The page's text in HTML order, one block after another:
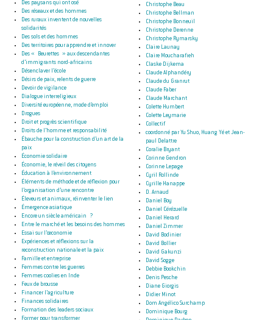
Des paysans qui ont osé
Des réseaux et des hommes
Des ruraux inventent de nouvelles
solidarités
Des sols et des hommes
Des territoires pour apprendre et innover
Des « Beurettes » aux descendantes
d’immigrants nord-africains
Désenclaver l’école
Désirs de paix, relents de guerre
Devoir de vigilance
Dialogue interreligieux
Diversité européenne, mode d’emploi
Drogues
Droit et progrès scientifique
Droits de l’homme et responsabilité
Ébauche pour la construction d’un art de la
paix
Économie solidaire
Économie, le réveil des citoyens
Éducation à l’environnement
Éléments de méthode et de réflexion pour
l’organisation d’une rencontre
Éleveurs et animaux, réinventer le lien
Émergence asiatique
Encore un siècle américain ?
Entre le marché et les besoins des hommes
Essai sur l’œconomie
Expériences et réflexions sur la
reconstruction nationale et la paix
Famille et entreprise
Femmes contre les guerres
Femmes coolies en Inde
Feux de brousse
Financer l’agriculture
Finances solidaires
Formation des leaders sociaux
Former pour transformer
Christophe Beau
Christophe Bellman
Christophe Bonneuil
Christophe Derenne
Christophe Rymarsky
Claire Launay
Claire Moucharafieh
Claske Dijkema
Claude Alphandéry
Claude du Granrut
Claude Faber
Claude Marchant
Colette Humbert
Colette Leymarie
Collectif
coordonné par Yu Shuo, Huang Yé et Jean-
paul Delattre
Coralie Bryant
Corinne Gendron
Corinne Lepage
Cyril Rollinde
Cyrille Hanappe
D. Arnaud
Daniel Boy
Daniel Cérézuelle
Daniel Herard
Daniel Zimmer
David Bodinier
David Bollier
David Gakunzi
David Sogge
Debbie Bookchin
Denis Pesche
Diane Giorgis
Didier Minot
Dom Angélico Surchamp
Dominique Bourg